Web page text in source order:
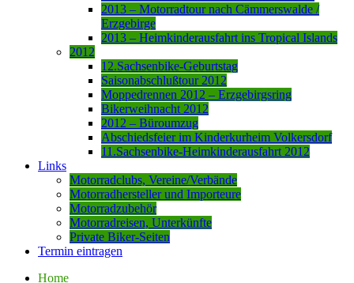
2013 – Motorradtour nach Cämmerswalde /
Erzgebirge
2013 – Heimkinderausfahrt ins Tropical Islands
2012
12.Sachsenbike-Geburtstag
Saisonabschlußtour 2012
Moppedrennen 2012 – Erzgebirgsring
Bikerweihnacht 2012
2012 – Büroumzug
Abschiedsfeier im Kinderkurheim Volkersdorf
11.Sachsenbike-Heimkinderausfahrt 2012
Links
Motorradclubs, Vereine/Verbände
Motorradhersteller und Importeure
Motorradzubehör
Motorradreisen, Unterkünfte
Private Biker-Seiten
Termin eintragen
Home